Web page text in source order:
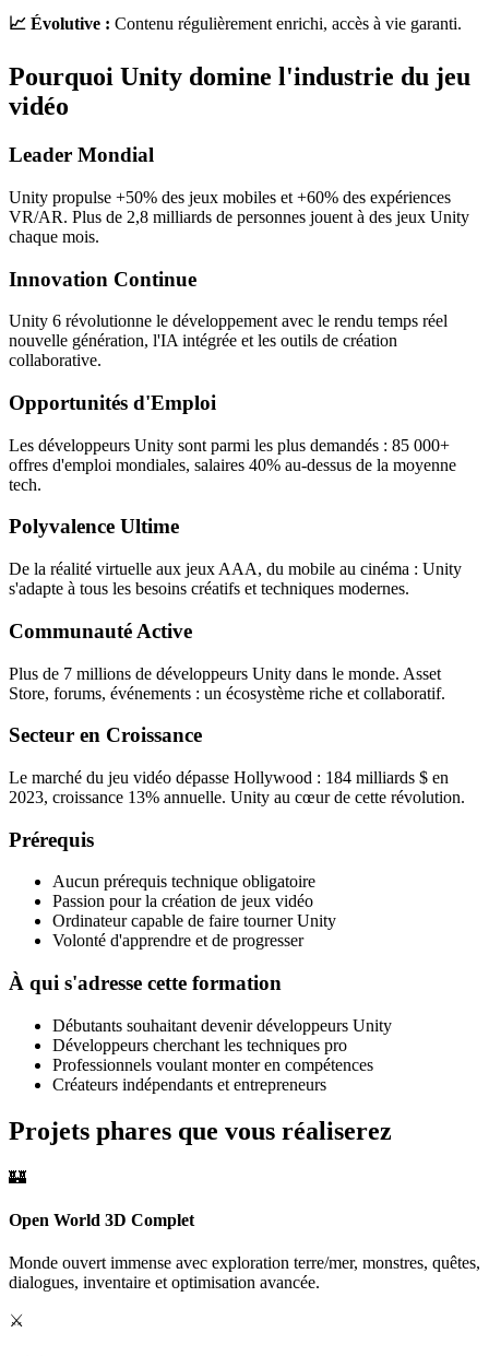
📈 Évolutive : Contenu régulièrement enrichi, accès à vie garanti.
Pourquoi Unity domine l'industrie du jeu
vidéo
Leader Mondial
Unity propulse +50% des jeux mobiles et +60% des expériences
VR/AR. Plus de 2,8 milliards de personnes jouent à des jeux Unity
chaque mois.
Innovation Continue
Unity 6 révolutionne le développement avec le rendu temps réel
nouvelle génération, l'IA intégrée et les outils de création
collaborative.
Opportunités d'Emploi
Les développeurs Unity sont parmi les plus demandés : 85 000+
offres d'emploi mondiales, salaires 40% au-dessus de la moyenne
tech.
Polyvalence Ultime
De la réalité virtuelle aux jeux AAA, du mobile au cinéma : Unity
s'adapte à tous les besoins créatifs et techniques modernes.
Communauté Active
Plus de 7 millions de développeurs Unity dans le monde. Asset
Store, forums, événements : un écosystème riche et collaboratif.
Secteur en Croissance
Le marché du jeu vidéo dépasse Hollywood : 184 milliards $ en
2023, croissance 13% annuelle. Unity au cœur de cette révolution.
Prérequis
Aucun prérequis technique obligatoire
Passion pour la création de jeux vidéo
Ordinateur capable de faire tourner Unity
Volonté d'apprendre et de progresser
À qui s'adresse cette formation
Débutants souhaitant devenir développeurs Unity
Développeurs cherchant les techniques pro
Professionnels voulant monter en compétences
Créateurs indépendants et entrepreneurs
Projets phares que vous réaliserez
🏰
Open World 3D Complet
Monde ouvert immense avec exploration terre/mer, monstres, quêtes,
dialogues, inventaire et optimisation avancée.
⚔️